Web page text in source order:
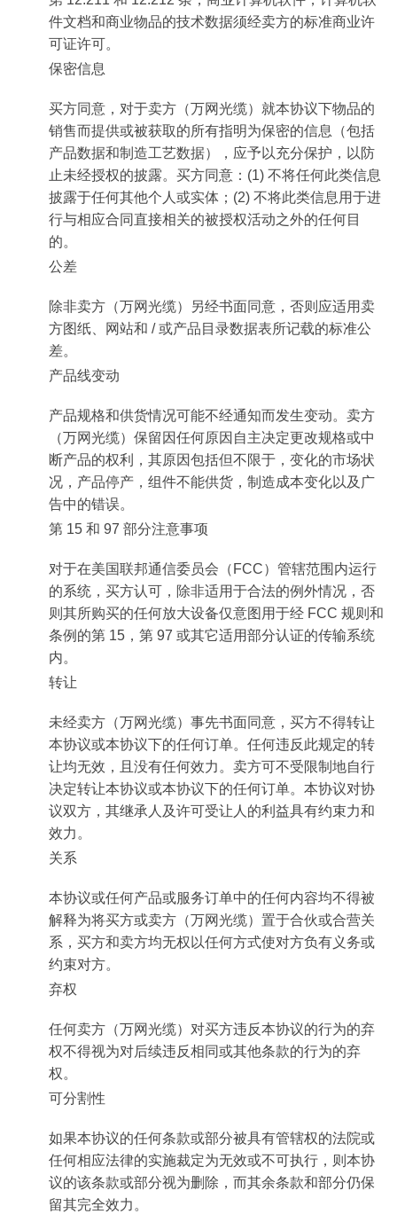
件文档和商业物品的技术数据须经卖方的标准商业许
可证许可。
保密信息
买方同意，对于卖方（万网光缆）就本协议下物品的
销售而提供或被获取的所有指明为保密的信息（包括
产品数据和制造工艺数据），应予以充分保护，以防
止未经授权的披露。买方同意：(1) 不将任何此类信息
披露于任何其他个人或实体；(2) 不将此类信息用于进
行与相应合同直接相关的被授权活动之外的任何目
的。
公差
除非卖方（万网光缆）另经书面同意，否则应适用卖
方图纸、网站和 / 或产品目录数据表所记载的标准公
差。
产品线变动
产品规格和供货情况可能不经通知而发生变动。卖方
（万网光缆）保留因任何原因自主决定更改规格或中
断产品的权利，其原因包括但不限于，变化的市场状
况，产品停产，组件不能供货，制造成本变化以及广
告中的错误。
第 15 和 97 部分注意事项
对于在美国联邦通信委员会（FCC）管辖范围内运行
的系统，买方认可，除非适用于合法的例外情况，否
则其所购买的任何放大设备仅意图用于经 FCC 规则和
条例的第 15，第 97 或其它适用部分认证的传输系统
内。
转让
未经卖方（万网光缆）事先书面同意，买方不得转让
本协议或本协议下的任何订单。任何违反此规定的转
让均无效，且没有任何效力。卖方可不受限制地自行
决定转让本协议或本协议下的任何订单。本协议对协
议双方，其继承人及许可受让人的利益具有约束力和
效力。
关系
本协议或任何产品或服务订单中的任何内容均不得被
解释为将买方或卖方（万网光缆）置于合伙或合营关
系，买方和卖方均无权以任何方式使对方负有义务或
约束对方。
弃权
任何卖方（万网光缆）对买方违反本协议的行为的弃
权不得视为对后续违反相同或其他条款的行为的弃
权。
可分割性
如果本协议的任何条款或部分被具有管辖权的法院或
任何相应法律的实施裁定为无效或不可执行，则本协
议的该条款或部分视为删除，而其余条款和部分仍保
留其完全效力。